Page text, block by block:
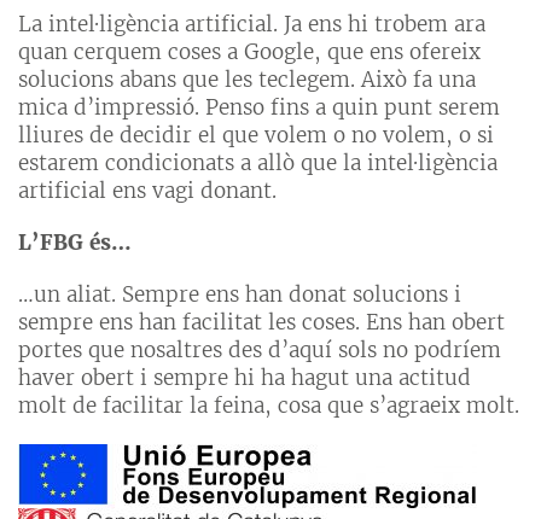
La intel·ligència artificial. Ja ens hi trobem ara
quan cerquem coses a Google, que ens ofereix
solucions abans que les teclegem. Això fa una
mica d’impressió. Penso fins a quin punt serem
lliures de decidir el que volem o no volem, o si
estarem condicionats a allò que la intel·ligència
artificial ens vagi donant.
L’FBG és…
…un aliat. Sempre ens han donat solucions i
sempre ens han facilitat les coses. Ens han obert
portes que nosaltres des d’aquí sols no podríem
haver obert i sempre hi ha hagut una actitud
molt de facilitar la feina, cosa que s’agraeix molt.